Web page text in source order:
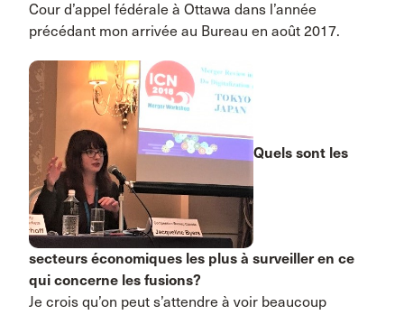
Cour d’appel fédérale à Ottawa dans l’année
précédant mon arrivée au Bureau en août 2017.
Quels sont les
secteurs économiques les plus à surveiller en ce
qui concerne les fusions?
Je crois qu’on peut s’attendre à voir beaucoup